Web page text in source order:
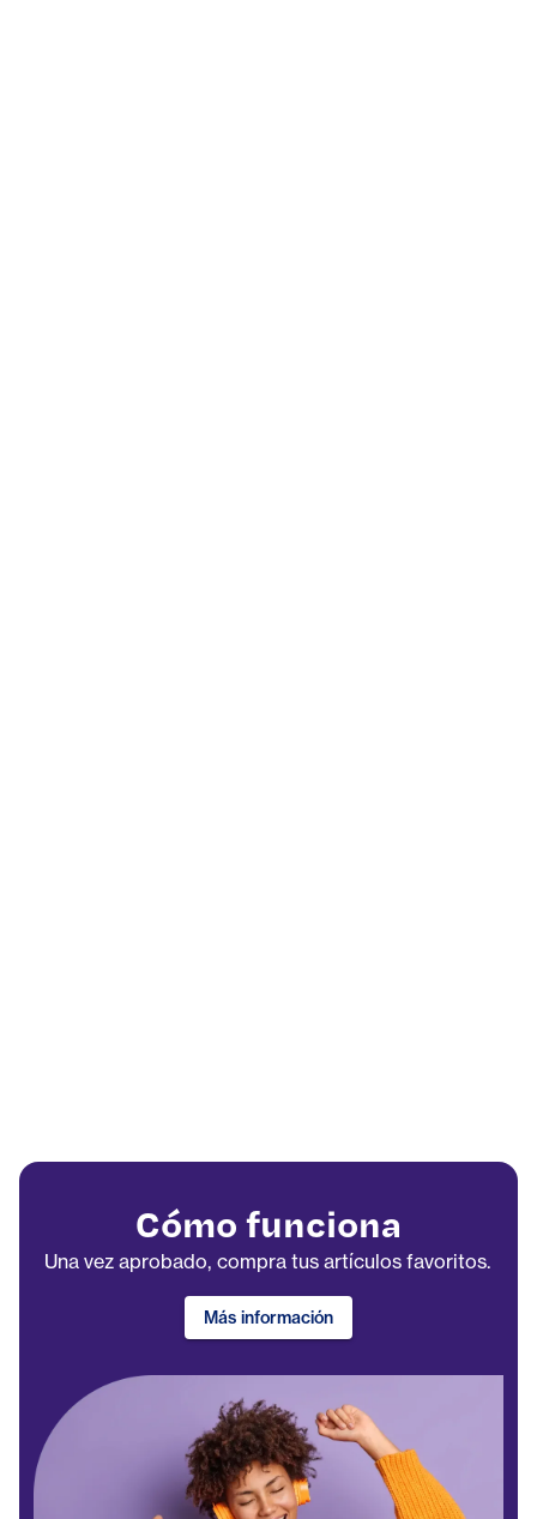
Cómo funciona
Una vez aprobado, compra tus artículos favoritos.
Más información